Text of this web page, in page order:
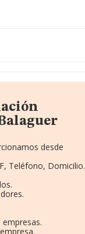
desde
Teléfono, Domicilio.